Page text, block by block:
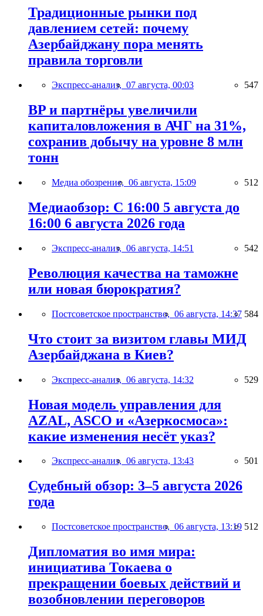
Традиционные рынки под
давлением сетей: почему
Азербайджану пора менять
правила торговли
Экспресс-анализ, 07 августа, 00:03 547
BP и партнёры увеличили
капиталовложения в АЧГ на 31%,
сохранив добычу на уровне 8 млн
тонн
Медиа обозрение, 06 августа, 15:09 512
Медиаобзор: С 16:00 5 августа до
16:00 6 августа 2026 года
Экспресс-анализ, 06 августа, 14:51 542
Революция качества на таможне
или новая бюрократия?
Постсоветское пространство, 06 августа, 14:37 584
Что стоит за визитом главы МИД
Азербайджана в Киев?
Экспресс-анализ, 06 августа, 14:32 529
Новая модель управления для
AZAL, ASCO и «Азеркосмоса»:
какие изменения несёт указ?
Экспресс-анализ, 06 августа, 13:43 501
Судебный обзор: 3–5 августа 2026
года
Постсоветское пространство, 06 августа, 13:19 512
Дипломатия во имя мира:
инициатива Токаева о
прекращении боевых действий и
возобновлении переговоров